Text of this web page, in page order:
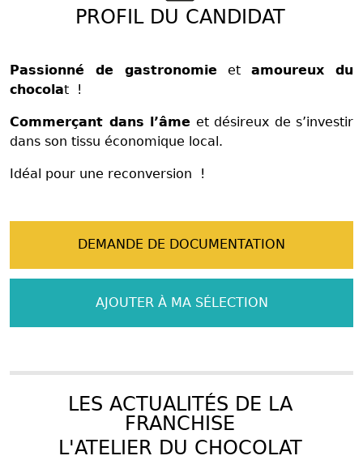
PROFIL DU CANDIDAT
Passionné de gastronomie et amoureux du
chocolat !
Commerçant dans l’âme et désireux de s’investir
dans son tissu économique local.
Idéal pour une reconversion !
DEMANDE DE DOCUMENTATION
AJOUTER À MA SÉLECTION
LES ACTUALITÉS DE LA
FRANCHISE
L'ATELIER DU CHOCOLAT